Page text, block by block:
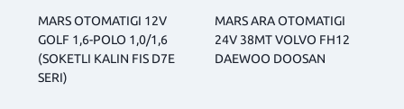
MARS OTOMATIGI 12V
GOLF 1,6-POLO 1,0/1,6
(SOKETLI KALIN FIS D7E
SERI)
MARS ARA OTOMATIGI
24V 38MT VOLVO FH12
DAEWOO DOOSAN